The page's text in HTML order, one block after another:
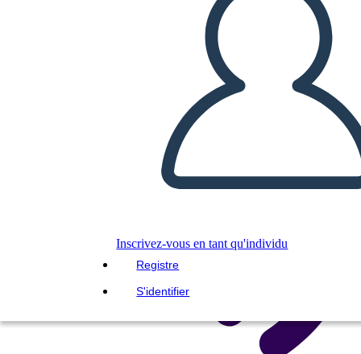
Inscrivez-vous en tant qu'individu
Registre
S'identifier
LIRE LE DIAPORAMA
LIS-MOI